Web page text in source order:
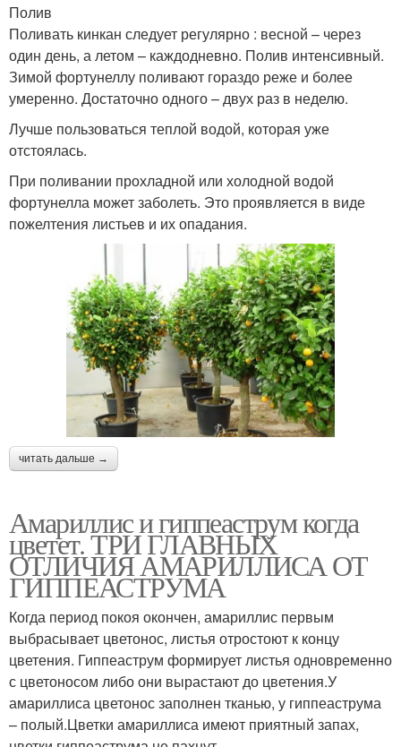
Полив
Поливать кинкан следует регулярно : весной – через
один день, а летом – каждодневно. Полив интенсивный.
Зимой фортунеллу поливают гораздо реже и более
умеренно. Достаточно одного – двух раз в неделю.
Лучше пользоваться теплой водой, которая уже
отстоялась.
При поливании прохладной или холодной водой
фортунелла может заболеть. Это проявляется в виде
пожелтения листьев и их опадания.
читать дальше →
Амариллис и гиппеаструм когда
цветет. ТРИ ГЛАВНЫХ
ОТЛИЧИЯ АМАРИЛЛИСА ОТ
ГИППЕАСТРУМА
Когда период покоя окончен, амариллис первым
выбрасывает цветонос, листья отростоют к концу
цветения. Гиппеаструм формирует листья одновременно
с цветоносом либо они вырастают до цветения.У
амариллиса цветонос заполнен тканью, у гиппеаструма
– полый.Цветки амариллиса имеют приятный запах,